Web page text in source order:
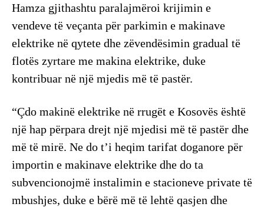
Hamza gjithashtu paralajmëroi krijimin e
vendeve të veçanta për parkimin e makinave
elektrike në qytete dhe zëvendësimin gradual të
flotës zyrtare me makina elektrike, duke
kontribuar në një mjedis më të pastër.
“Çdo makinë elektrike në rrugët e Kosovës është
një hap përpara drejt një mjedisi më të pastër dhe
më të mirë. Ne do t’i heqim tarifat doganore për
importin e makinave elektrike dhe do ta
subvencionojmë instalimin e stacioneve private të
mbushjes, duke e bërë më të lehtë qasjen dhe